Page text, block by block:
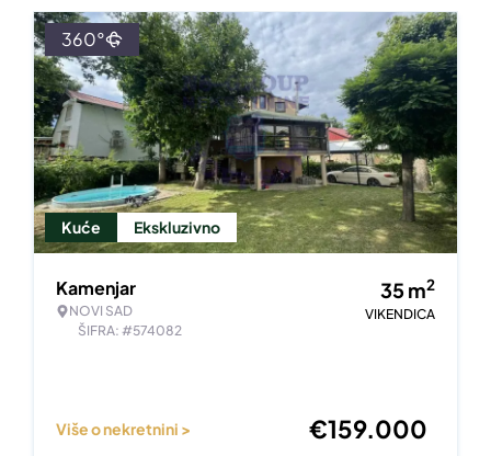
Kuće Ekskluzivno
360°
Kamenjar
NOVI SAD
ŠIFRA: #574082
35m2
VIKENDICA
Više o nekretnini > €159.000